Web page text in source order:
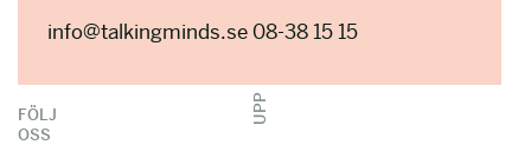
info@talkingminds.se08-38 15 15
UPP
FÖLJ
OSS